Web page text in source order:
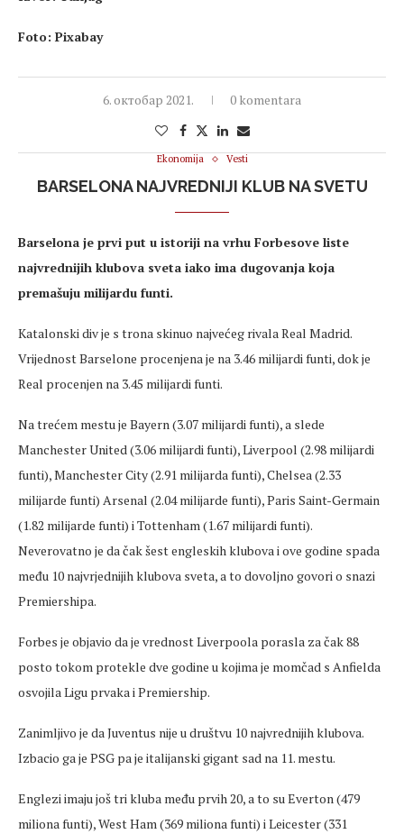
Foto: Pixabay
6. октобар 2021. 0 komentara
Ekonomija Vesti
BARSELONA NAJVREDNIJI KLUB NA SVETU
Barselona je prvi put u istoriji na vrhu Forbesove liste
najvrednijih klubova sveta iako ima dugovanja koja
premašuju milijardu funti.
Katalonski div je s trona skinuo najvećeg rivala Real Madrid.
Vrijednost Barselone procenjena je na 3.46 milijardi funti, dok je
Real procenjen na 3.45 milijardi funti.
Na trećem mestu je Bayern (3.07 milijardi funti), a slede
Manchester United (3.06 milijardi funti), Liverpool (2.98 milijardi
funti), Manchester City (2.91 milijarda funti), Chelsea (2.33
milijarde funti) Arsenal (2.04 milijarde funti), Paris Saint-Germain
(1.82 milijarde funti) i Tottenham (1.67 milijardi funti).
Neverovatno je da čak šest engleskih klubova i ove godine spada
među 10 najvrjednijih klubova sveta, a to dovoljno govori o snazi
Premiershipa.
Forbes je objavio da je vrednost Liverpoola porasla za čak 88
posto tokom protekle dve godine u kojima je momčad s Anfielda
osvojila Ligu prvaka i Premiership.
Zanimljivo je da Juventus nije u društvu 10 najvrednijih klubova.
Izbacio ga je PSG pa je italijanski gigant sad na 11. mestu.
Englezi imaju još tri kluba među prvih 20, a to su Everton (479
miliona funti), West Ham (369 miliona funti) i Leicester (331